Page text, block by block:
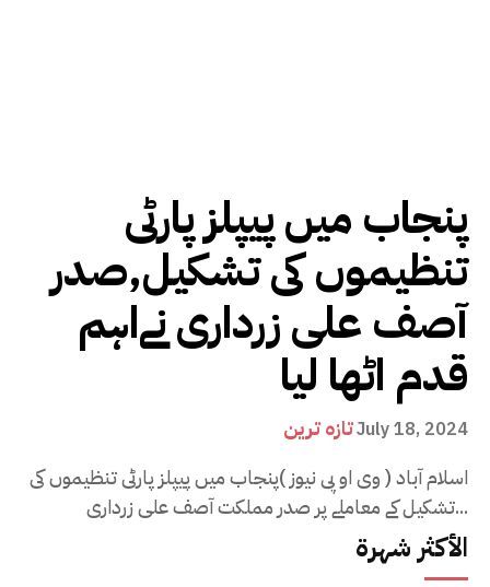
پنجاب میں پیپلز پارٹی
تنظیموں کی تشکیل,صدر
آصف علی زرداری نےاہم
قدم اٹھا لیا
تازہ ترینJuly 18, 2024
اسلام آباد ( وی او پی نیوز )پنجاب میں پیپلز پارٹی تنظیموں کی
تشکیل کے معاملے پر صدر مملکت آصف علی زرداری...
الأكثر شهرة